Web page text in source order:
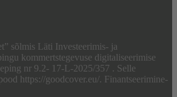
sõlmis Läti Investeerimis- ja
kommertstegevuse digitaliseerimise
nr 9.2- 17-L-2025/357 . Selle
https://goodcover.eu/. Finantseerimine-